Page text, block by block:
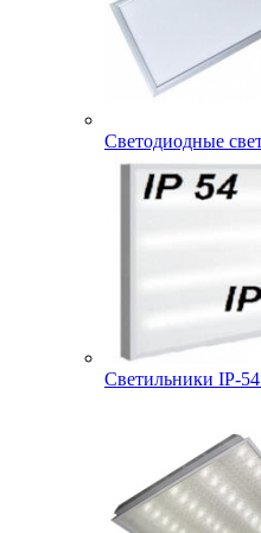
Светодиодные
Светильники IP-